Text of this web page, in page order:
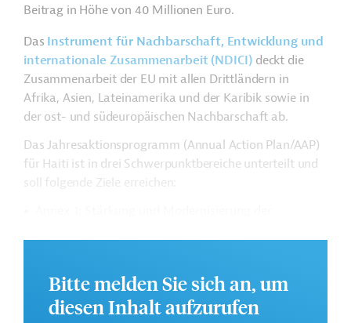
Beitrag in Höhe von 40 Millionen Euro.
Das Instrument für Nachbarschaft, Entwicklung und
internationale Zusammenarbeit (NDICI) deckt die
Zusammenarbeit der EU mit allen Drittländern in
Afrika, Asien, Lateinamerika und der Karibik sowie in
der ost- und südeuropäischen Nachbarschaft ab.
Das Jahresaktionsprogramm (Annual Action Plan/AAP)
für Haiti ist in drei Schwerpunktbereiche unterteilt und
soll folgende Ziele erreichen:
Annex 3: Umfassende Gebietsentwicklung im
Nordosten Haitis.
Bitte melden Sie sich an, um
diesen Inhalt aufzurufen